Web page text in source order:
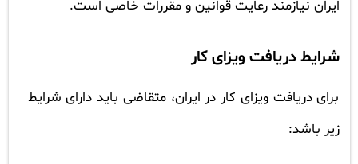
ایران نیازمند رعایت قوانین و مقررات خاصی است.
شرایط دریافت ویزای کار
برای دریافت ویزای کار در ایران، متقاضی باید دارای شرایط
زیر باشد: